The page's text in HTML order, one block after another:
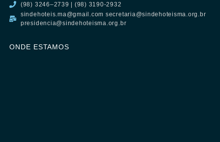
(98) 3246–2739 | (98) 3190-2932
sindehoteis.ma@gmail.com secretaria@sindehoteisma.org.br
presidencia@sindehoteisma.org.br
ONDE ESTAMOS